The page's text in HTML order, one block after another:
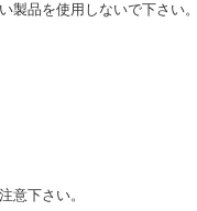
製品を使用しないで下さい。
意下さい。